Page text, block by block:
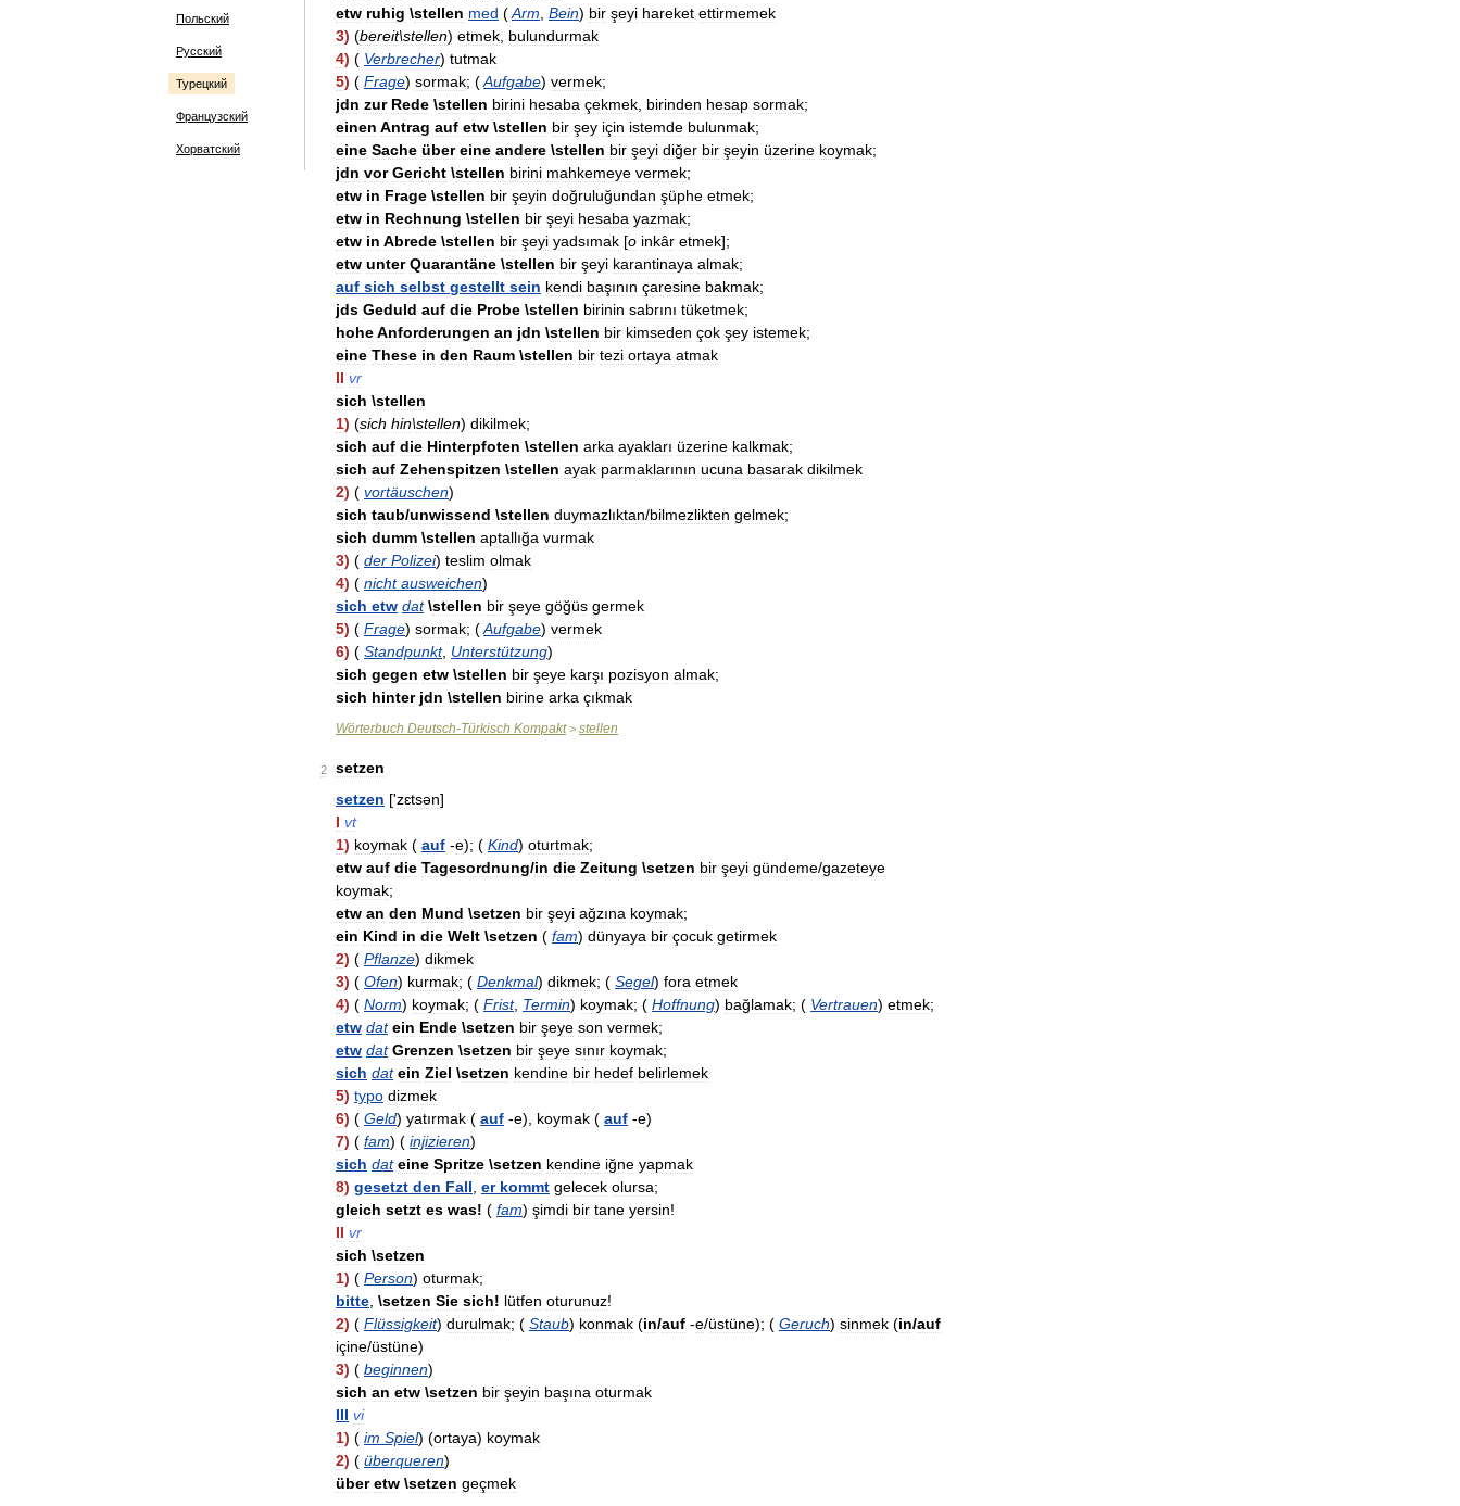
Польский
Русский
Турецкий
Французский
Хорватский
etw ruhig \stellen med (Arm Bein) bir şeyi hareket ettirmemek
3) (bereit\stellen) etmek bulundurmak
4) ( Verbrecher) tutmak
5) ( Frage) sormak; (Aufgabe) vermek;
jdn zur Rede \stellen birini hesaba çekmek birinden hesap sormak;
einen Antrag auf etw \stellen bir şey için istemde bulunmak;
eine Sache über eine andere \stellen bir şeyi diğer bir şeyin üzerine koymak;
jdn vor Gericht \stellen birini mahkemeye vermek;
etw in Frage \stellen bir şeyin doğruluğundan şüphe etmek;
etw in Rechnung \stellen bir şeyi hesaba yazmak;
etw in Abrede \stellen bir şeyi yadsımak [o inkâr etmek];
etw unter Quarantäne \stellen bir şeyi karantinaya almak;
auf sich selbst gestellt sein kendi başının çaresine bakmak;
jds Geduld auf die Probe \stellen birinin sabrını tüketmek;
hoheAnforderungen an jdn \stellen bir kimseden çok şey istemek;
eine These in den Raum \stellen bir tezi ortaya atmak
II vr
sich \stellen
1) (sich hin\stellen) dikilmek;
sich auf die Hinterpfoten \stellen arka ayakları üzerine kalkmak;
sich auf Zehenspitzen \stellen ayak parmaklarının ucuna basarak dikilmek
2) ( vortäuschen)
sich taub/unwissend \stellen duymazlıktan/bilmezlikten gelmek;
sich dumm \stellen aptallığa vurmak
3) ( der Polizei) teslim olmak
4) ( nicht ausweichen)
sich etw dat \stellen bir şeye göğüs germek
5) ( Frage) sormak; (Aufgabe) vermek
6) ( Standpunkt, Unterstützung)
sich gegen etw \stellen bir şeye karşı pozisyon almak;
sich hinter jdn \stellen birine arka çıkmak
Wörterbuch Deutsch-Türkisch Kompakt> stellen
2
setzen
setzen ['zɛtsən]
I vt
1) koymak ( auf -e); ( Kind) oturtmak;
etw auf die Tagesordnung/in die Zeitung \setzen bir şeyi gündeme/gazeteye
koymak;
etw an den Mund \setzen bir şeyi ağzına koymak;
ein Kind in die Welt \setzen ( fam) dünyaya bir çocuk getirmek
2) ( Pflanze) dikmek
3) ( Ofen) kurmak; ( Denkmal) dikmek; ( Segel) fora etmek
4) ( Norm) koymak; ( Frist, Termin) koymak; ( Hoffnung) bağlamak; ( Vertrauen) etmek;
etw dat ein Ende \setzen bir şeye son vermek;
etw dat Grenzen \setzen bir şeye sınır koymak;
sich dat ein Ziel \setzen kendine bir hedef belirlemek
5) typo dizmek
6) ( Geld) yatırmak ( auf -e), koymak ( auf -e)
7) ( fam) ( injizieren)
sich dat eine Spritze \setzen kendine iğne yapmak
8) gesetzt den Fall er kommt gelecek olursa;
gleich setzt es was! ( fam) şimdi bir tane yersin!
II vr
sich \setzen
1) ( Person) oturmak;
bitte \setzen Sie sich! lütfen oturunuz!
2) ( Flüssigkeit) durulmak; ( Staub) konmak (in/auf -e/üstüne); ( Geruch) sinmek (in/auf
içine/üstüne)
3) ( beginnen)
sich an etw \setzen bir şeyin başına oturmak
III vi
1) ( im Spiel) (ortaya) koymak
2) ( überqueren)
über etw \setzen geçmek